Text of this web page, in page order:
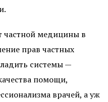
частной медицины в
прав частных
системы —
помощи,
врачей, а уж